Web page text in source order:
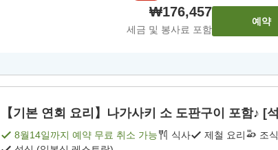
₩176,457
세금 및 봉사료 포함
예약
【기본 연회 요리】나가사키 소 도판구이 포함♪ [
8월14일까지 예약 무료 취소 가능 식사 제철 요리 조식